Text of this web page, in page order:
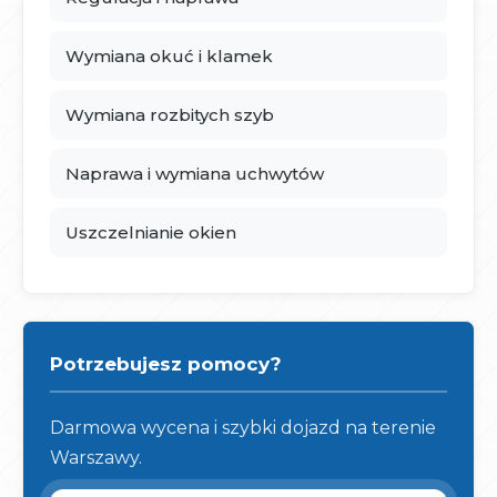
Wymiana okuć i klamek
Wymiana rozbitych szyb
Naprawa i wymiana uchwytów
Uszczelnianie okien
Potrzebujesz pomocy?
Darmowa wycena i szybki dojazd na terenie
Warszawy.